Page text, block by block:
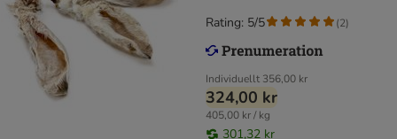
Individuellt 356,00 kr
324,00 kr
405,00 kr / kg
301,32 kr
Rating: 5/5 (2)